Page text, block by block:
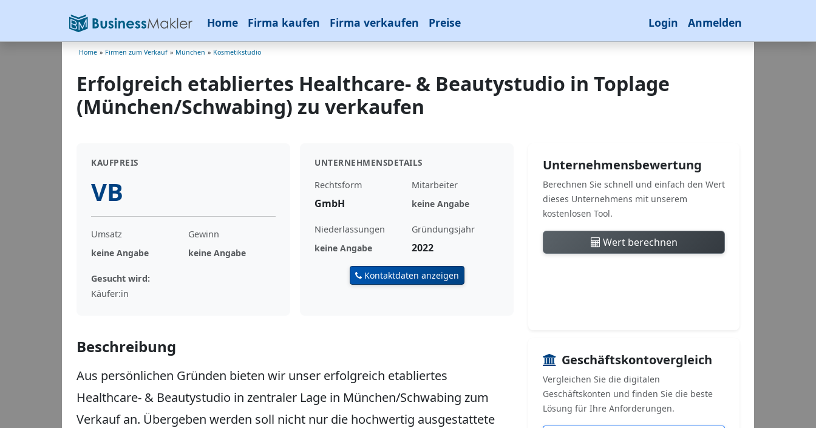
Home Firma kaufen Firma verkaufen Preise Login Anmelden
Home » Firmen zum Verkauf » München » Kosmetikstudio
Erfolgreich etabliertes Healthcare- & Beautystudio in Toplage
(München/Schwabing) zu verkaufen
KAUFPREIS
VB
Umsatz
keine Angabe
Gewinn
keine Angabe
Gesucht wird:
Käufer:in
UNTERNEHMENSDETAILS
Rechtsform
GmbH
Mitarbeiter
keine Angabe
Niederlassungen
keine Angabe
Gründungsjahr
2022
Kontaktdaten anzeigen
Unternehmensbewertung
Berechnen Sie schnell und einfach den Wert
dieses Unternehmens mit unserem
kostenlosen Tool.
Wert berechnen
Beschreibung
Aus persönlichen Gründen bieten wir unser erfolgreich etabliertes
Healthcare- & Beautystudio in zentraler Lage in München/Schwabing zum
Verkauf an. Übergeben werden soll nicht nur die hochwertig ausgestattete
Geschäftskontovergleich
Vergleichen Sie die digitalen
Geschäftskonten und finden Sie die beste
Lösung für Ihre Anforderungen.